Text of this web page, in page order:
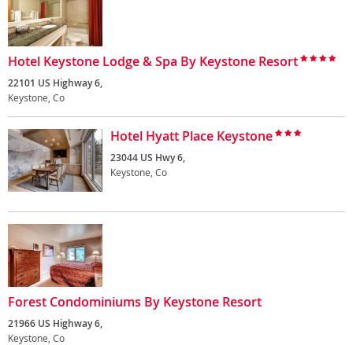
Hotel Keystone Lodge & Spa By Keystone Resort
22101 US Highway 6,
Keystone, Co
Hotel Hyatt Place Keystone
23044 US Hwy 6,
Keystone, Co
Forest Condominiums By Keystone Resort
21966 US Highway 6,
Keystone, Co